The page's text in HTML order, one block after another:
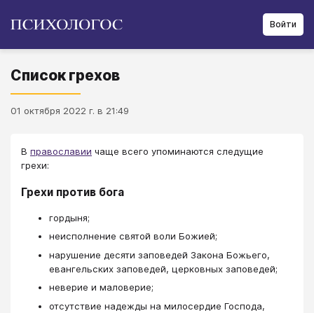
Войти
Список грехов
01 октября 2022 г. в 21:49
В православии чаще всего упоминаются следущие
грехи:
Грехи против бога
гордыня;
неисполнение святой воли Божией;
нарушение десяти заповедей Закона Божьего,
евангельских заповедей, церковных заповедей;
неверие и маловерие;
отсутствие надежды на милосердие Господа,